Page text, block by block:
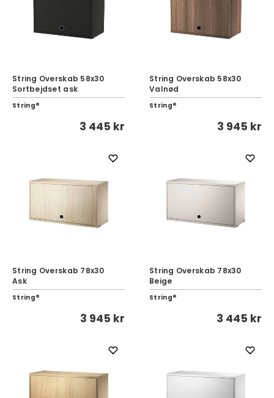
String Overskab 58x30
Sortbejdset ask
String®
3 445 kr
String Overskab 58x30
Valnød
String®
3 945 kr
String Overskab 78x30
Ask
String®
3 945 kr
String Overskab 78x30
Beige
String®
3 445 kr